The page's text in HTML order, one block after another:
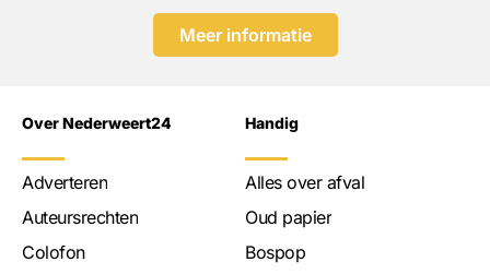
Meer informatie
Over Nederweert24
Adverteren
Auteursrechten
Colofon
Handig
Alles over afval
Oud papier
Bospop